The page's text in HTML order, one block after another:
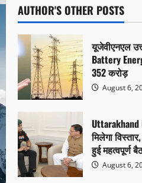
AUTHOR'S OTHER POSTS
यूजेवीएनएल
Battery
352 करोड़
August 6,
Uttarakhand
मिलेगा
हुई महत्वपूर्ण
August 6,